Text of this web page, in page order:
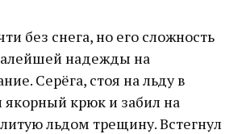
без снега, но его сложность
надежды на
Серёга, стоя на льду в
якорный крюк и забил на
льдом трещину. Встегнул